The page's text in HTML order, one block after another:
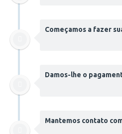
Começamos a fazer
Damos-lhe o
Mantemos contato